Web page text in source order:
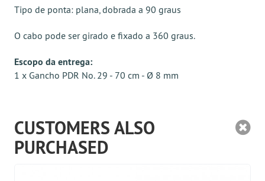
Tipo de ponta: plana, dobrada a 90 graus
O cabo pode ser girado e fixado a 360 graus.
Escopo da entrega:
1 x Gancho PDR No. 29 - 70 cm - Ø 8 mm
CUSTOMERS ALSO
PURCHASED